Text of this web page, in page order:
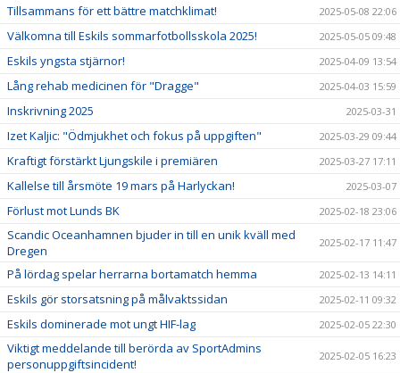
Tillsammans för ett bättre matchklimat! 2025-05-08 22:06
Välkomna till Eskils sommarfotbollsskola 2025! 2025-05-05 09:48
Eskils yngsta stjärnor! 2025-04-09 13:54
Lång rehab medicinen för "Dragge" 2025-04-03 15:59
Inskrivning 2025 2025-03-31
Izet Kaljic: "Ödmjukhet och fokus på uppgiften" 2025-03-29 09:44
Kraftigt förstärkt Ljungskile i premiären 2025-03-27 17:11
Kallelse till årsmöte 19 mars på Harlyckan! 2025-03-07
Förlust mot Lunds BK 2025-02-18 23:06
Scandic Oceanhamnen bjuder in till en unik kväll med
Dregen
2025-02-17 11:47
På lördag spelar herrarna bortamatch hemma 2025-02-13 14:11
Eskils gör storsatsning på målvaktssidan 2025-02-11 09:32
Eskils dominerade mot ungt HIF-lag 2025-02-05 22:30
Viktigt meddelande till berörda av SportAdmins
personuppgiftsincident!
2025-02-05 16:23